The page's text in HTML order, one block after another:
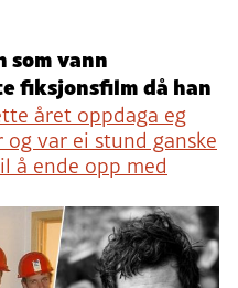
som vann
fiksjonsfilm då han
året oppdaga eg
var ei stund ganske
å ende opp med